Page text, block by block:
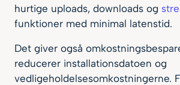
hurtige uploads, downloads og
funktioner med minimal latenstid.
Det giver også
reducerer installationsdatoen og
vedligeholdelsesomkostningerne.